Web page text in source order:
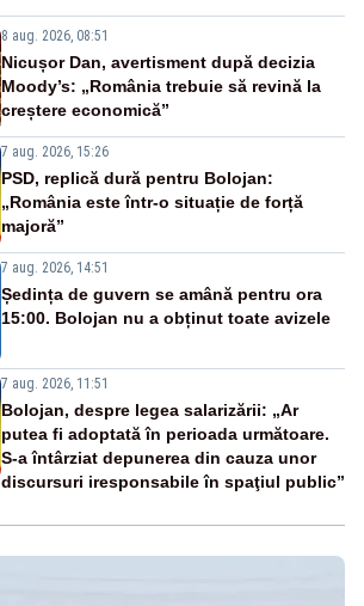
8 aug. 2026, 08:51
Nicușor Dan, avertisment după decizia
Moody’s: „România trebuie să revină la
creștere economică”
7 aug. 2026, 15:26
PSD, replică dură pentru Bolojan:
„România este într-o situație de forță
majoră”
7 aug. 2026, 14:51
Ședința de guvern se amână pentru ora
15:00. Bolojan nu a obținut toate avizele
7 aug. 2026, 11:51
Bolojan, despre legea salarizării: „Ar
putea fi adoptată în perioada următoare.
S-a întârziat depunerea din cauza unor
discursuri iresponsabile în spaţiul public”